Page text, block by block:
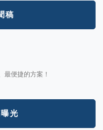
稿
便捷的方案！
光